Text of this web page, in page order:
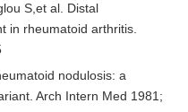
S,et al. Distal
in rheumatoid arthritis.
nodulosis: a
Arch Intern Med 1981;